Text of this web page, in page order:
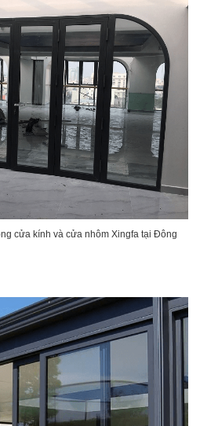
cửa kính và cửa nhôm Xingfa tại Đông